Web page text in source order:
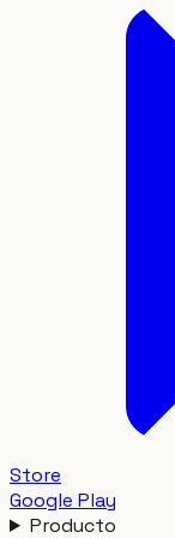
Store
Google Play
Producto